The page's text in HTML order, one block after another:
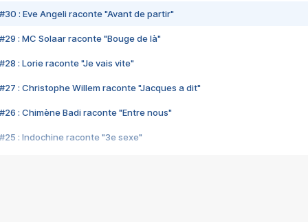
#30 : Eve Angeli raconte "Avant de partir"
#29 : MC Solaar raconte "Bouge de là"
#28 : Lorie raconte "Je vais vite"
#27 : Christophe Willem raconte "Jacques a dit"
#26 : Chimène Badi raconte "Entre nous"
#25 : Indochine raconte "3e sexe"